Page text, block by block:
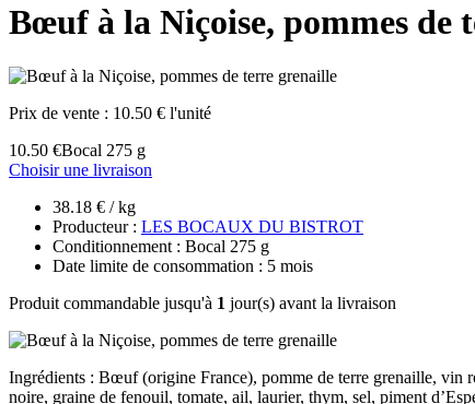
Bœuf à la Niçoise, pommes de
Prix de vente : 10.50 € l'unité
10.50 €Bocal 275 g
Choisir une livraison
38.18 € / kg
Producteur : LES BOCAUX DU BISTROT
Conditionnement : Bocal 275 g
Date limite de consommation : 5 mois
Produit commandable jusqu'à 1 jour(s) avant la livraison
Ingrédients : Bœuf (origine France), pomme de terre grenaille, vin
noire, graine de fenouil, tomate, ail, laurier, thym, sel, piment